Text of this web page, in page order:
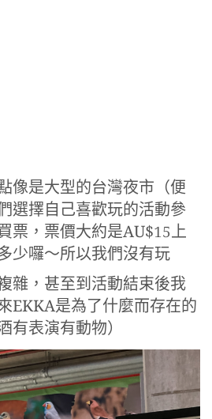
像是大型的台灣夜市（便
選擇自己喜歡玩的活動參
票，票價大約是AU$15上
少囉～所以我們沒有玩
雜，甚至到活動結束後我
EKKA是為了什麼而存在的
有表演有動物）